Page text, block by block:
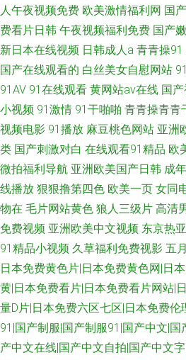
一视频 色穴穴网 人人吊夜夜操 人人乐人人
频 91国产综合视频 18免费观看 伊人99大香
色 海角社区尤物 萌白酱白虎 韩国无吗AV
源站 AV伊人导 韩国无码影院 日韩高清第一
一区二区 91超碰大香蕉 亚洲另类春色小说
韩一区 日本中文字幕色 日韩成人在线网站
精选AV 久久九精品 天天干精品在线 俺去啦
线人人 午夜刺激av片 午夜福利性交 人人操
花AV在视 俺去啦综合网址 美女的bb 微拍91
人午夜视频免费 欧美激情福利网 国
费看片日韩 午夜视频福利免费 国产
新日本在线视频 日韩成人a 青青操91
国产在线观看的 白丝美女自慰网站
91AV 91在线观看 黄网站av在线 国
小视频 91激情 91干啪啪 青青操青青
视频电影 91播放 麻豆桃色网站 亚洲
类 国产刺激对白 在线观看91精品 欧
微拍福利导航 亚洲欧美国产日韩 成
线播放 狠狠撸第四色 欧美一页 女同
物在 毛片网站黄色 狼人三级片 高清
免费视频 亚洲欧美中文视频 东京热
91精品小视频 久草福利免费视影 五
日本免费黄色片|日本免费黄色网|日
黄|日本免费看片|日本免费看片网站|
量D片|日本免费六区七区|日本免费伦
91|国产制服|国产制服91|国产中文|
产中文在线|国产中文自拍|国产中文字|